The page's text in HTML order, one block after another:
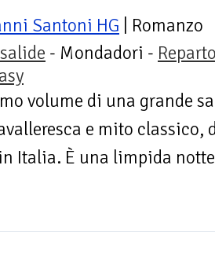
Santoni HG | Romanzo
- Mondadori -
volume di una grande
e mito classico,
Italia. È una limpida